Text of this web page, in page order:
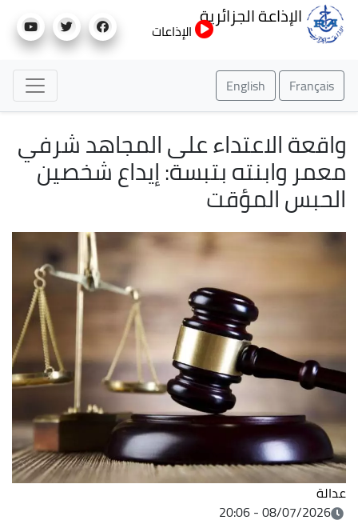
إلى
الإذاعة الجزائرية
الإذاعات
Français
English
واقعة الاعتداء على المجاهد شرفي
معمر وابنته بتبسة: إيداع شخصين
الحبس المؤقت
عدالة
08/07/2026 - 20:06